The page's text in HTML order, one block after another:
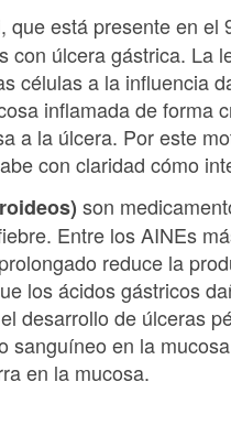
, que está presente en el
con úlcera gástrica. La
células a la influencia
inflamada de forma
a la úlcera. Por este
con claridad cómo
son
Entre los AINEs
reduce la
los ácidos gástricos
desarrollo de úlceras
sanguíneo en la
en la mucosa.